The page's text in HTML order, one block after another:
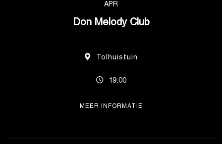
APR
Don Melody Club
Tolhuistuin
19:00
MEER INFORMATIE